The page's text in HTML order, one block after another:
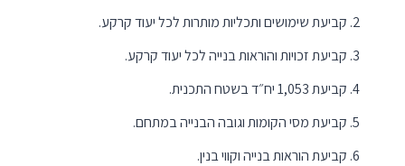
קביעת שימושים ותכליות מותרות לכל יעוד קרקע.
קביעת זכויות והוראות בנייה לכל יעוד קרקע.
קביעת 1,053 יח״ד בשטח התכנית.
קביעת מסי הקומות וגובה הבנייה במתחם.
קביעת הוראות בנייה וקווי בנין.